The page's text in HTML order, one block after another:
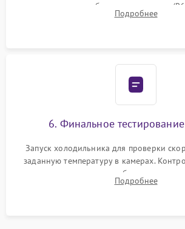
дозированным объемом хладагента
электронным весам. Контроль рабочего
Подробнее
6. Финальное
Запуск холодильника для проверки
заданную температуру в камерах.
компрессора, отсутствия обмерзания
срабатывания системыПодробнее